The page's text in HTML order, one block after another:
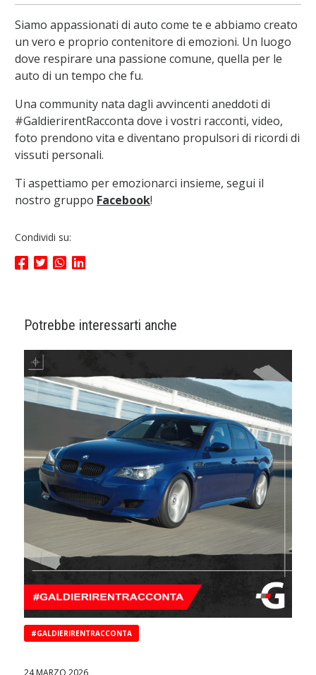
Siamo appassionati di auto come te e abbiamo creato
un vero e proprio contenitore di emozioni. Un luogo
dove respirare una passione comune, quella per le
auto di un tempo che fu.
Una community nata dagli avvincenti aneddoti di
#GaldierirentRacconta dove i vostri racconti, video,
foto prendono vita e diventano propulsori di ricordi di
vissuti personali.
Ti aspettiamo per emozionarci insieme, segui il
nostro gruppo Facebook!
Condividi su:
Potrebbe interessarti anche
#GALDIERIRENTRACCONTA